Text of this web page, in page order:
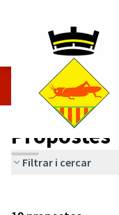
Pressupostos
Propostes
Filtrar i cercar